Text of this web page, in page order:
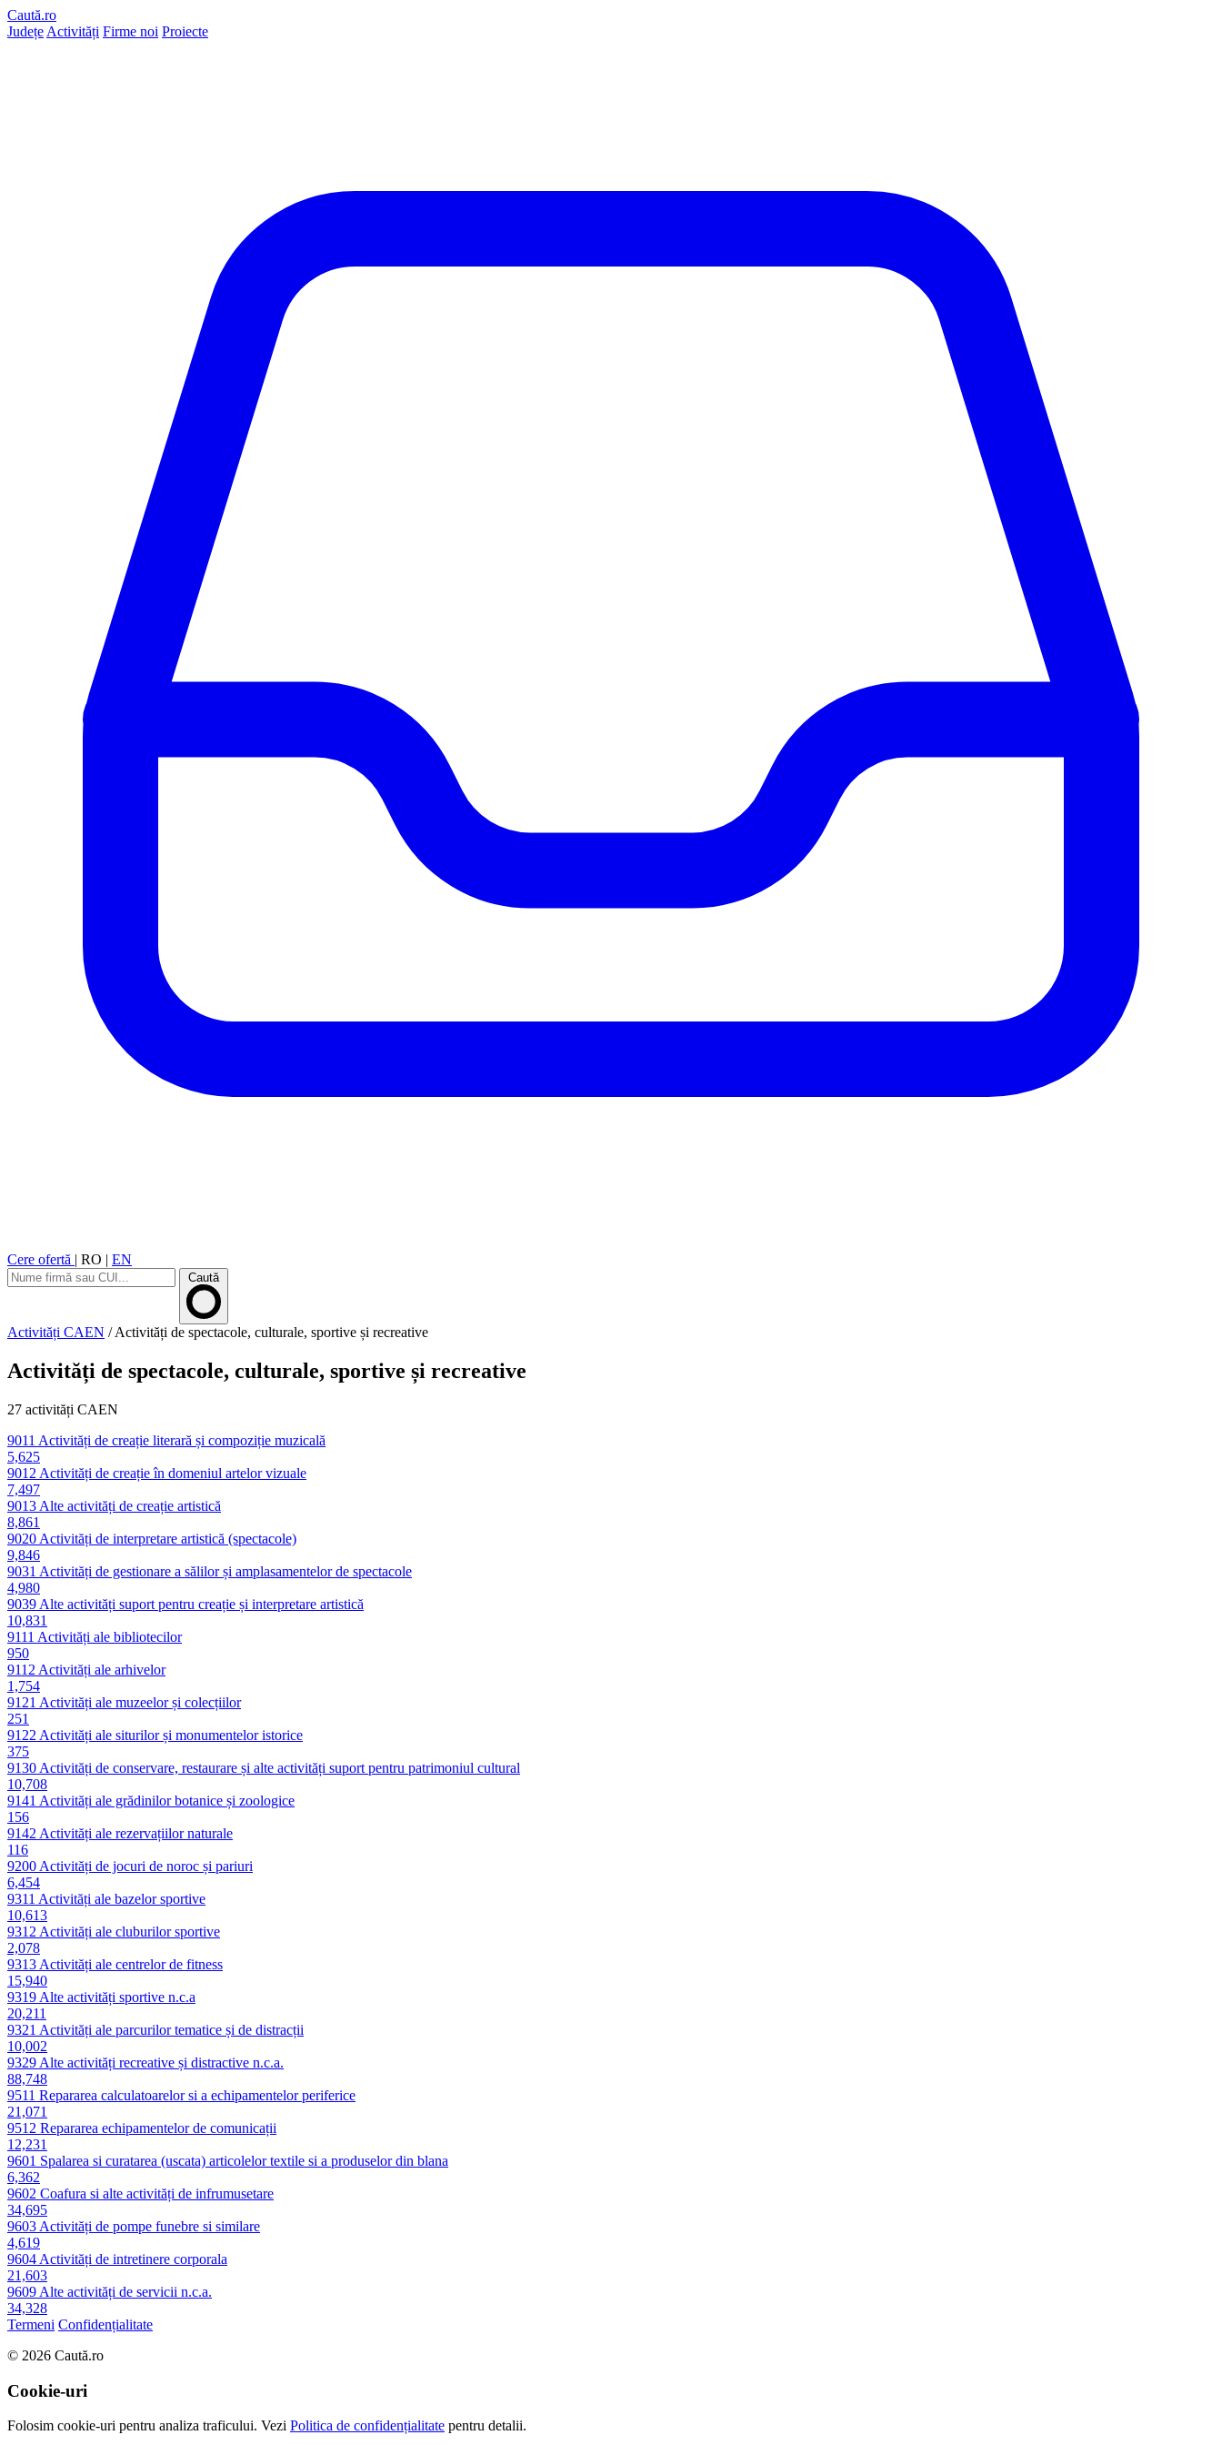
Caută.ro
Județe Activități Firme noi Proiecte
Cere ofertă | RO | EN
Caută
Activități CAEN / Activități de spectacole, culturale, sportive și recreative
Activități de spectacole, culturale, sportive și recreative
27 activități CAEN
9011 Activități de creație literară și compoziție muzicală
5,625
9012 Activități de creație în domeniul artelor vizuale
7,497
9013 Alte activități de creație artistică
8,861
9020 Activități de interpretare artistică (spectacole)
9,846
9031 Activități de gestionare a sălilor și amplasamentelor de spectacole
4,980
9039 Alte activități suport pentru creație și interpretare artistică
10,831
9111 Activități ale bibliotecilor
950
9112 Activități ale arhivelor
1,754
9121 Activități ale muzeelor și colecțiilor
251
9122 Activități ale siturilor și monumentelor istorice
375
9130 Activități de conservare, restaurare și alte activități suport pentru patrimoniul cultural
10,708
9141 Activități ale grădinilor botanice și zoologice
156
9142 Activități ale rezervațiilor naturale
116
9200 Activități de jocuri de noroc și pariuri
6,454
9311 Activități ale bazelor sportive
10,613
9312 Activități ale cluburilor sportive
2,078
9313 Activități ale centrelor de fitness
15,940
9319 Alte activități sportive n.c.a
20,211
9321 Activități ale parcurilor tematice și de distracții
10,002
9329 Alte activități recreative și distractive n.c.a.
88,748
9511 Repararea calculatoarelor si a echipamentelor periferice
21,071
9512 Repararea echipamentelor de comunicații
12,231
9601 Spalarea si curatarea (uscata) articolelor textile si a produselor din blana
6,362
9602 Coafura si alte activități de infrumusetare
34,695
9603 Activități de pompe funebre si similare
4,619
9604 Activități de intretinere corporala
21,603
9609 Alte activități de servicii n.c.a.
34,328
Termeni Confidențialitate
© 2026 Caută.ro
Cookie-uri
Folosim cookie-uri pentru analiza traficului. Vezi Politica de confidențialitate pentru detalii.